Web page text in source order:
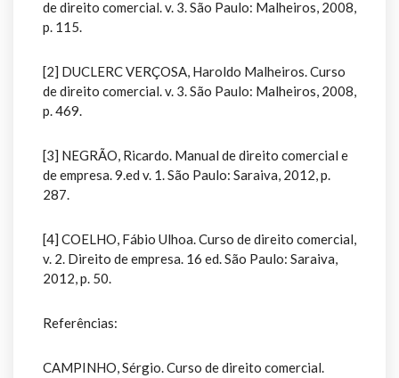
de direito comercial. v. 3. São Paulo: Malheiros, 2008,
p. 115.
[2] DUCLERC VERÇOSA, Haroldo Malheiros. Curso
de direito comercial. v. 3. São Paulo: Malheiros, 2008,
p. 469.
[3] NEGRÃO, Ricardo. Manual de direito comercial e
de empresa. 9.ed v. 1. São Paulo: Saraiva, 2012, p.
287.
[4] COELHO, Fábio Ulhoa. Curso de direito comercial,
v. 2. Direito de empresa. 16 ed. São Paulo: Saraiva,
2012, p. 50.
Referências:
CAMPINHO, Sérgio. Curso de direito comercial.